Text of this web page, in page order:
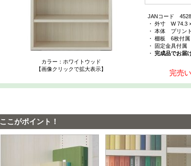
カラー：ホワイトウッド
【画像クリックで拡大表示】
JANコード
・ 外寸 W 74.3
・ 本体 プリン
・ 棚板 6枚付属
・ 固定金具付属
・完成品でお届
完売
ここがポイント！